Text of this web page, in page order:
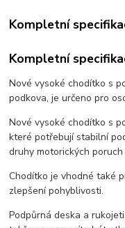
Kompletní
Kompletní
Nové vysoké chodítko s
podkova, je určeno pro
Nové vysoké chodítko s
které potřebují stabilní
druhy motorických
Chodítko je vhodné také
zlepšení pohyblivosti.
Podpůrná deska a